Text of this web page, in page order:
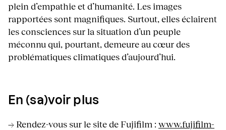
plein d’empathie et d’humanité. Les images
rapportées sont magnifiques. Surtout, elles éclairent
les consciences sur la situation d’un peuple
méconnu qui, pourtant, demeure au cœur des
problématiques climatiques d’aujourd’hui.
En (sa)voir plus
→ Rendez-vous sur le site de Fujifilm : www.fujifilm-